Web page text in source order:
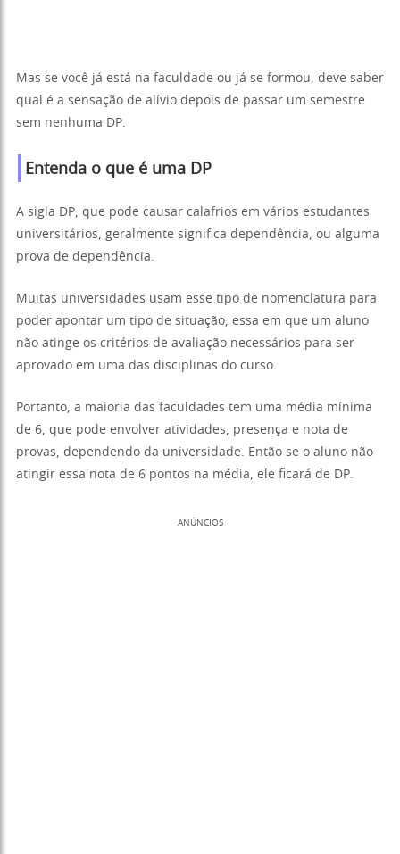
Mas se você já está na faculdade ou já se formou, deve saber
qual é a sensação de alívio depois de passar um semestre
sem nenhuma DP.
Entenda o que é uma DP
A sigla DP, que pode causar calafrios em vários estudantes
universitários, geralmente significa dependência, ou alguma
prova de dependência.
Muitas universidades usam esse tipo de nomenclatura para
poder apontar um tipo de situação, essa em que um aluno
não atinge os critérios de avaliação necessários para ser
aprovado em uma das disciplinas do curso.
Portanto, a maioria das faculdades tem uma média mínima
de 6, que pode envolver atividades, presença e nota de
provas, dependendo da universidade. Então se o aluno não
atingir essa nota de 6 pontos na média, ele ficará de DP.
ANÚNCIOS